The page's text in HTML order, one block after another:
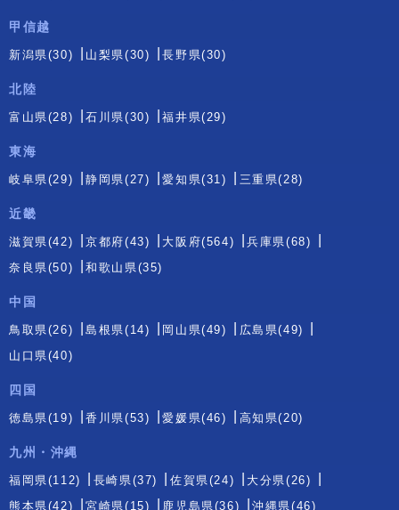
甲信越
新潟県(30) 山梨県(30) 長野県(30)
北陸
富山県(28) 石川県(30) 福井県(29)
東海
岐阜県(29) 静岡県(27) 愛知県(31) 三重県(28)
近畿
滋賀県(42) 京都府(43) 大阪府(564)
兵庫県(68)
奈良県(50)
和歌山県(35)
中国
鳥取県(26) 島根県(14) 岡山県(49)
広島県(49)
山口県(40)
四国
徳島県(19) 香川県(53) 愛媛県(46) 高知県(20)
九州・沖縄
福岡県(112) 長崎県(37) 佐賀県(24)
大分県(26)
熊本県(42)
宮崎県(15) 鹿児島県(36) 沖縄県(46)